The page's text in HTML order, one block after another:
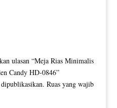
ulasan “Meja Rias Minimalis
Candy HD-0846”
Ruas yang wajib